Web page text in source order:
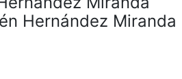
Hernández Miranda